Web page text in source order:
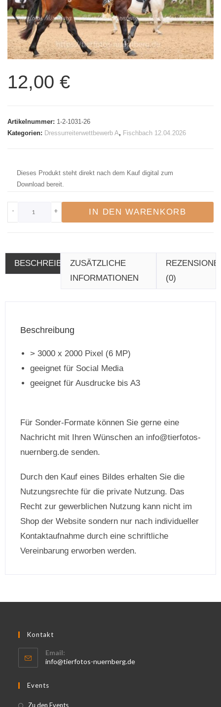
12,00 €
Artikelnummer: 1-2-1031-26
Kategorien: Dressurreiterwettbewerb A, Fischbach 12.04.2026
Dieses Produkt steht direkt nach dem Kauf digital zum
Download bereit.
- + IN DEN WARENKORB
BESCHREIBUNGZUSÄTZLICHE
INFORMATIONEN
(0)
Beschreibung
> 3000 x 2000 Pixel (6 MP)
geeignet für Social Media
geeignet für Ausdrucke bis A3
Für Sonder-Formate können Sie gerne eine
Nachricht mit Ihren Wünschen an info@tierfotos-
nuernberg.de senden.
Durch den Kauf eines Bildes erhalten Sie die
Nutzungsrechte für die private Nutzung. Das
Recht zur gewerblichen Nutzung kann nicht im
Shop der Website sondern nur nach individueller
Kontaktaufnahme durch eine schriftliche
Vereinbarung erworben werden.
Kontakt
Email:
info@tierfotos-nuernberg.de
Events
Zu den Events